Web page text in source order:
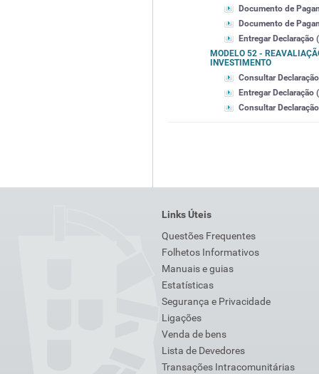
Documento de
Documento de
Entregar
MODELO 52 -
INVESTIMENTO
Consultar
Entregar
Consultar Declaração
Links Úteis
Questões Frequentes
Folhetos Informativos
Manuais e guias
Estatísticas
Segurança e Privacidade
Ligações
Venda de bens
Lista de Devedores
Transações Intracomunitárias